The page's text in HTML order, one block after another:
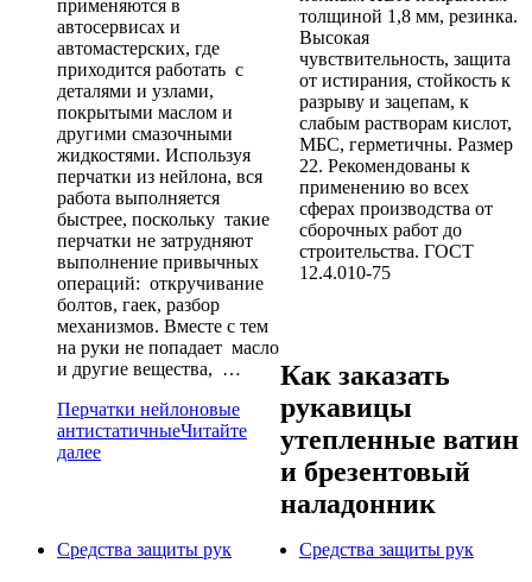
применяются в
автосервисах и
автомастерских, где
приходится работать с
деталями и узлами,
покрытыми маслом и
другими смазочными
жидкостями. Используя
перчатки из нейлона, вся
работа выполняется
быстрее, поскольку такие
перчатки не затрудняют
выполнение привычных
операций: откручивание
болтов, гаек, разбор
механизмов. Вместе с тем
на руки не попадает масло
и другие вещества, …
Перчатки нейлоновые
антистатичныеЧитайте
далее
толщиной 1,8 мм, резинка.
Высокая
чувствительность, защита
от истирания, стойкость к
разрыву и зацепам, к
слабым растворам кислот,
МБС, герметичны. Размер
22. Рекомендованы к
применению во всех
сферах производства от
сборочных работ до
строительства. ГОСТ
12.4.010-75
Средства защиты рук Средства защиты рук
Как заказать
рукавицы
утепленные ватин
и брезентовый
наладонник